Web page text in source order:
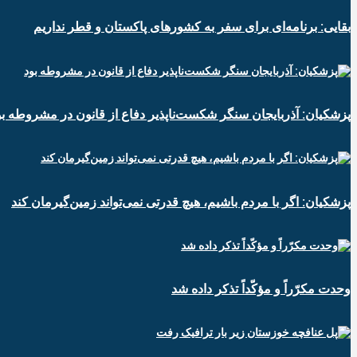
بقایی: برنامه‌ای برای سفر به کشورهای پاکستان و قطر نداریم
پزشکیان: آذربایجان سنگر شکست‌ناپذیر دفاع از قانون در مشروطه
پزشکیان: اگر با مردم باشیم، هیچ قدرتی نمی‌تواند زمین‌گیرمان کند
وحدت مکرّراً و مؤکّداً تذکر داده شد